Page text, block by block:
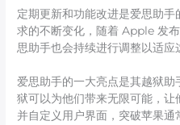
定期更新和功能改进是爱思助
求的不断变化，随着 Apple 发
思助手也会持续进行调整以适应
爱思助手的一大亮点是其越狱
狱可以为他们带来无限可能，让
并自定义用户界面，突破苹果